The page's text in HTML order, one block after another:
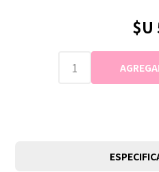
$U